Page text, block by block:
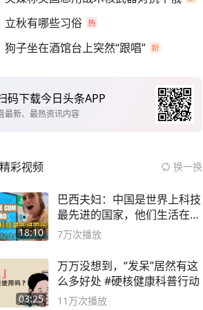
立秋有哪些习俗
狗子坐在酒馆台上突然“跟唱”
码下载今日头条APP
最新、最热资讯内容
精彩视频 换一换
18:10
巴西夫妇：中国是世界上科技
最先进的国家，他们生活在
2999年
7万次播放
03:25
万万没想到，“发呆”居然有这
么多好处 #硬核健康科普行动
11万次播放